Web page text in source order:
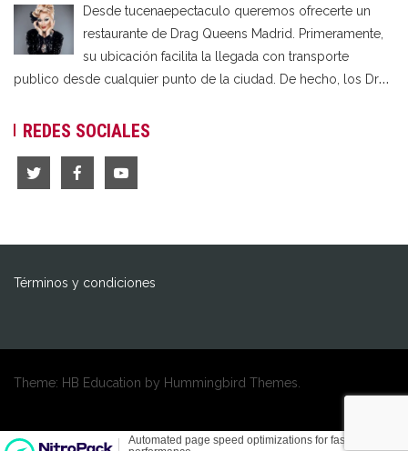
perfecta elección para cualquier tipo de celebración. Así…
Desde tucenaepectaculo queremos ofrecerte un
restaurante de Drag Queens Madrid. Primeramente,
su ubicación facilita la llegada con transporte
publico desde cualquier punto de la ciudad. De hecho, los Drag
celebración. Así que si sois una despedida de soltero, soltera,
REDES SOCIALES
Términos y condiciones
Theme: HB Education by Hummingbird Themes